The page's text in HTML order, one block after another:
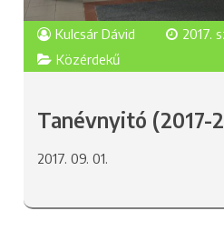
Kulcsár Dávid
2017.
Közérdekű
Tanévnyitó (2017-
2017. 09. 01.